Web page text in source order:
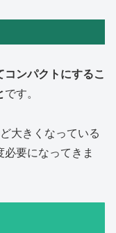
ンパクトにするこ
です。
大きくなっている
要になってきま